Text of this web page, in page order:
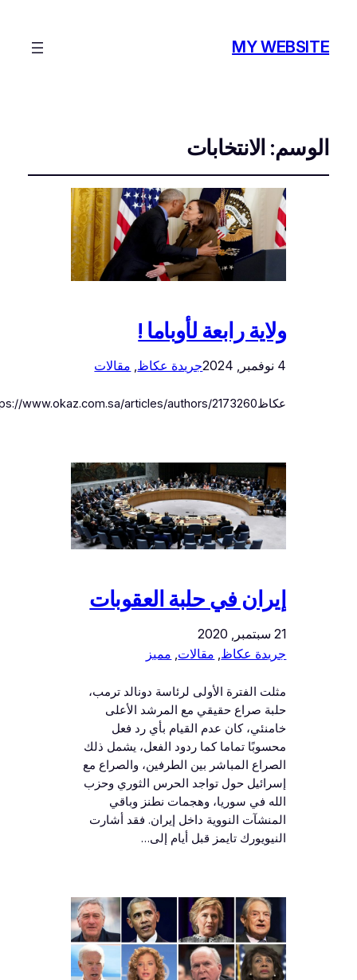
MY WEBSITE
الوسم:الانتخابات
ولاية رابعة لأوباما !
جريدة عكاظ, مقالات
عكاظhttps://www.okaz.com.sa/articles/authors/2173260
إيران في حلبة العقوبات
جريدة عكاظ, مقالات, مميز
مثلت الفترة الأولى لرئاسة دونالد ترمب،
حلبة صراع حقيقي مع المرشد الأعلى
خامنئي، كان عدم القيام بأي رد فعل
محسوبًا تماما كما ردود الفعل، يشمل ذلك
الصراع المباشر بين الطرفين، والصراع مع
إسرائيل حول تواجد الحرس الثوري وحزب
الله في سوريا، وهجمات نطنز وباقي
المنشآت النووية داخل إيران. فقد أشارت
النيويورك تايمز قبل أيام إلى…